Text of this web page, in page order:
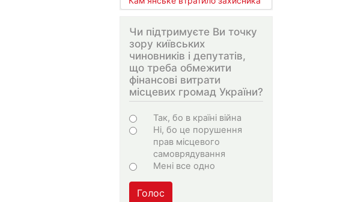
Чи підтримуєте Ви точку
зору київських
чиновників і депутатів,
що треба обмежити
фінансові витрати
місцевих громад України?
Choices
Так, бо в країні війна
Ні, бо це порушення
прав місцевого
самоврядування
Мені все одно
Голос